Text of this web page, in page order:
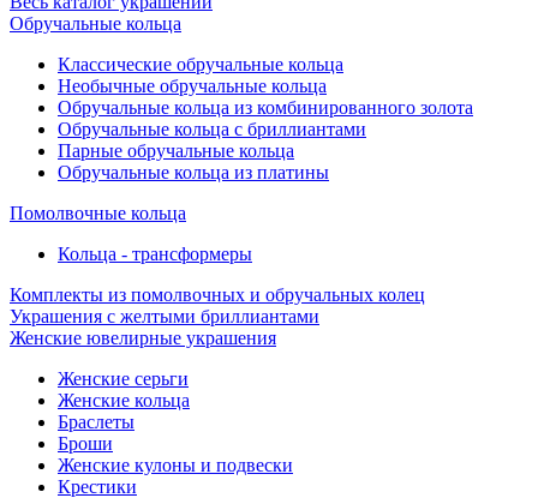
Обручальные кольца
Классические обручальные кольца
Необычные обручальные кольца
Обручальные кольца из комбинированного золота
Обручальные кольца с бриллиантами
Парные обручальные кольца
Обручальные кольца из платины
Помолвочные кольца
Кольца - трансформеры
Комплекты из помолвочных и обручальных колец
Украшения с желтыми бриллиантами
Женские ювелирные украшения
Женские серьги
Женские кольца
Браслеты
Броши
Женские кулоны и подвески
Крестики